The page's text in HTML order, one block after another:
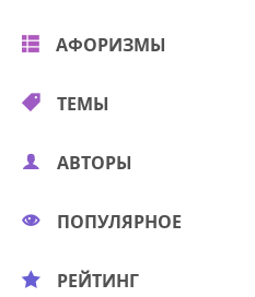
АФОРИЗМЫ
ТЕМЫ
АВТОРЫ
ПОПУЛЯРНОЕ
РЕЙТИНГ